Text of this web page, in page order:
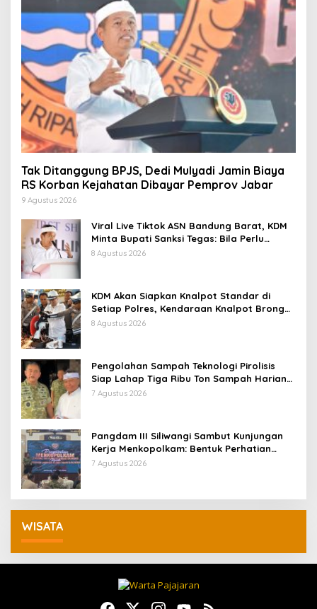
Tak Ditanggung BPJS, Dedi Mulyadi Jamin Biaya
RS Korban Kejahatan Dibayar Pemprov Jabar
9 Agustus 2026
Viral Live Tiktok ASN Bandung Barat, KDM
Minta Bupati Sanksi Tegas: Bila Perlu
Pemberhentian
8 Agustus 2026
KDM Akan Siapkan Knalpot Standar di
Setiap Polres, Kendaraan Knalpot Brong
Tertangkap Langsung Ganti
8 Agustus 2026
Pengolahan Sampah Teknologi Pirolisis
Siap Lahap Tiga Ribu Ton Sampah Harian
Jawa Barat
7 Agustus 2026
Pangdam III Siliwangi Sambut Kunjungan
Kerja Menkopolkam: Bentuk Perhatian
Pemerintah
7 Agustus 2026
WISATA